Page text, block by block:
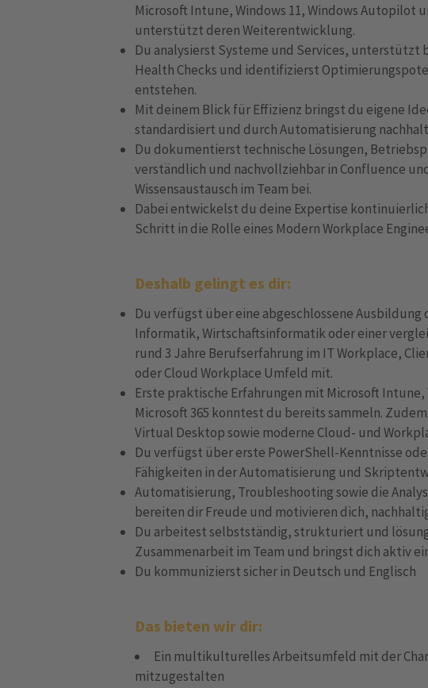
Microsoft Intune, Windows 11, Windows Autopilot
unterstützt deren Weiterentwicklung.
Du analysierst Systeme und Services, unterstützt
Health Checks und identifizierst
entstehen.
Mit deinem Blick für Effizienz bringst du eigene
standardisiert und durch Automatisierung
Du dokumentierst technische Lösungen,
verständlich und nachvollziehbar in Confluence
Wissensaustausch im Team bei.
Dabei entwickelst du deine Expertise
Schritt in die Rolle eines Modern Workplace
Deshalb gelingt es dir:
Du verfügst über eine abgeschlossene
Informatik, Wirtschaftsinformatik oder einer
rund 3 Jahre Berufserfahrung im IT Workplace,
oder Cloud Workplace Umfeld mit.
Erste praktische Erfahrungen mit Microsoft
Microsoft 365 konntest du bereits sammeln.
Virtual Desktop sowie moderne Cloud- und
Du verfügst über erste PowerShell-Kenntnisse
Fähigkeiten in der Automatisierung und
Automatisierung, Troubleshooting sowie die
bereiten dir Freude und motivieren dich,
Du arbeitest selbstständig, strukturiert und
Zusammenarbeit im Team und bringst dich aktiv
Du kommunizierst sicher in Deutsch und Englisch
Das bieten wir dir:
Ein multikulturelles Arbeitsumfeld mit der
mitzugestalten